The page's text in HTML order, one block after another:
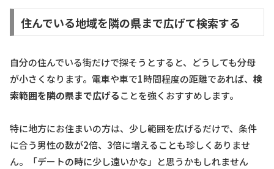
住んでいる地域を隣の県まで広げて検索する
自分の住んでいる街だけで探そうとすると、どうしても分母
が小さくなります。電車や車で1時間程度の距離であれば、 検
索範囲を隣の県まで広げることを強くおすすめします。
特に地方にお住まいの方は、少し範囲を広げるだけで、条件
に合う男性の数が2倍、3倍に増えることも珍しくありませ
ん。「デートの時に少し遠いかな」と思うかもしれません